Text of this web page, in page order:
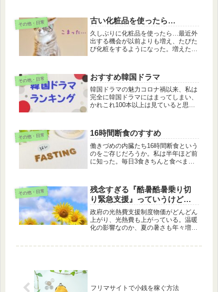
るが、思った以上に色々厳しいという
か制約が多くて、...
その他・日常 古い化粧品を使ったら…
久しぶりに化粧品を使ったら…最近外
出する機会が以前よりも増え、たびた
び化粧をするようになった。増えたと
だ。もちろん近所への買物くらいなら
化粧はしない。ちなみに、私は基本的
に化...
その他・日常 おすすめ韓国ドラマ
韓国ドラマの魅力コロナ禍以来、私は
完全に韓国ドラマにはまってしまい、
かれこれ100本以上は見ていると思
かりやすく表現されていることかな…
と思う。サスペンスなどは、これでも
か...
その他・日常 16時間断食のすすめ
働きづめの内臓たち16時間断食という
のをご存じだろうか。私は半年ほど前
に知った。毎日3食きちんと食べまし
拠はないらしい。食品会社の企業努力
の結果だという説もあるとかないと
か...
その他・日常
残念すぎる『酷暑酷暑乗り切
り緊急支援』っていうけど…
政府の光熱費支援制度物価がどんどん
上がり、光熱費も上がっている。温暖
化の影響なのか、夏の暑さも年々増し
フリマサイトで小銭を稼ぐ方法